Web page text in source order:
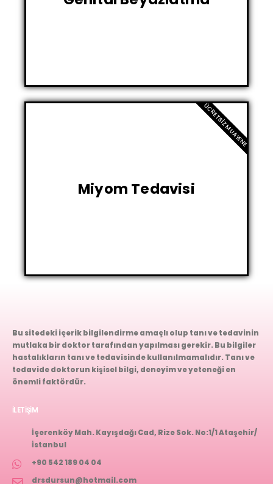
Miyom Tedavisi
ÜCRETSIZ MUAYENE
Bu sitedeki içerik bilgilendirme amaçlı olup tanı ve tedavinin
mutlaka bir doktor tarafından yapılması gerekir. Bu bilgiler
hastalıkların tanı ve tedavisinde kullanılmamalıdır. Tanı ve
tedavide doktorun kişisel bilgi, deneyim ve yeteneği en
önemli faktördür.
İLETIŞIM
İçerenköy Mah. Kayışdağı Cad, Rize Sok. No:1/1 Ataşehir/
İstanbul
+90 542 189 04 04
drsdursun@hotmail.com